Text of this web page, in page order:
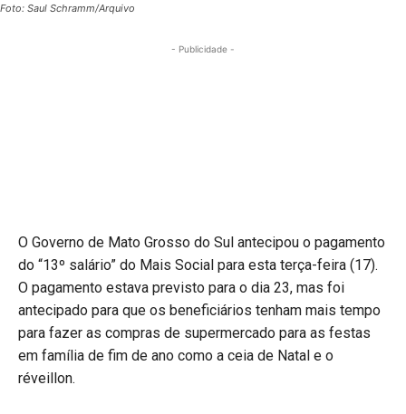
Foto: Saul Schramm/Arquivo
- Publicidade -
O Governo de Mato Grosso do Sul antecipou o pagamento
do “13º salário” do Mais Social para esta terça-feira (17).
O pagamento estava previsto para o dia 23, mas foi
antecipado para que os beneficiários tenham mais tempo
para fazer as compras de supermercado para as festas
em família de fim de ano como a ceia de Natal e o
réveillon.